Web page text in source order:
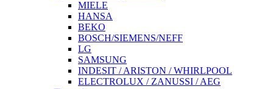
MIELE
HANSA
BEKO
BOSCH/SIEMENS/NEFF
LG
SAMSUNG
INDESIT / ARISTON / WHIRLPOOL
ELECTROLUX / ZANUSSI / AEG